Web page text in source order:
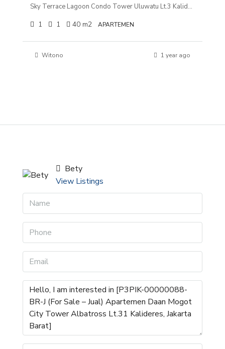
Sky Terrace Lagoon Condo Tower Uluwatu Lt.3 Kalideres, Jakarta Barat
1 1 40 m2 APARTEMEN
Witono 1 year ago
Bety
View Listings